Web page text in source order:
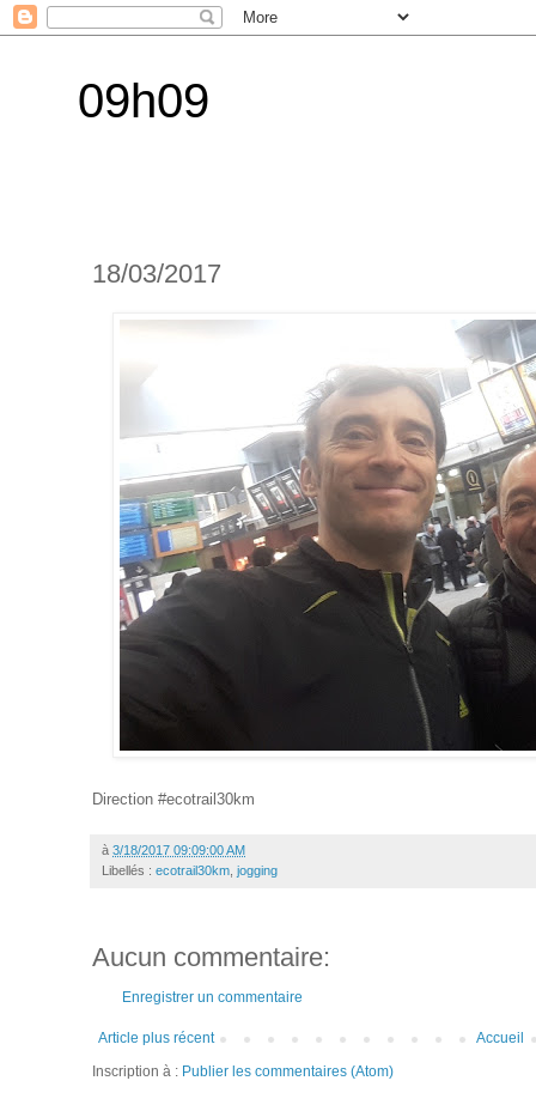
09h09
18/03/2017
Direction #ecotrail30km
à 3/18/2017 09:09:00 AM
Libellés : ecotrail30km jogging
Aucun commentaire:
Enregistrer un commentaire
Article plus récent
Accueil
Inscription à : Publier les commentaires (Atom)